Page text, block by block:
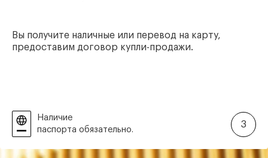
Вы получите наличные или перевод на карту,
предоставим договор купли-продажи.
Наличие
паспорта обязательно.
3